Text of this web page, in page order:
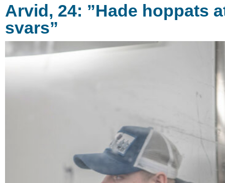
Arvid, 24: ”Hade hoppats
svars”